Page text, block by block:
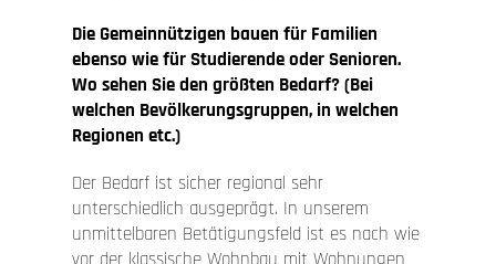
Die Gemeinnützigen bauen für Familien
ebenso wie für Studierende oder Senioren.
Wo sehen Sie den größten Bedarf? (Bei
welchen Bevölkerungsgruppen, in welchen
Regionen etc.)
Der Bedarf ist sicher regional sehr
unterschiedlich ausgeprägt. In unserem
unmittelbaren Betätigungsfeld ist es nach wie